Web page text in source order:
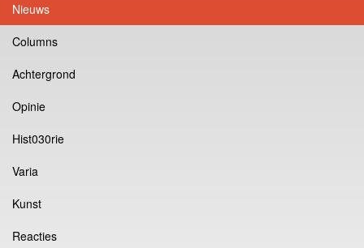
Nieuws
Columns
Achtergrond
Opinie
Hist030rie
Varia
Kunst
Reacties